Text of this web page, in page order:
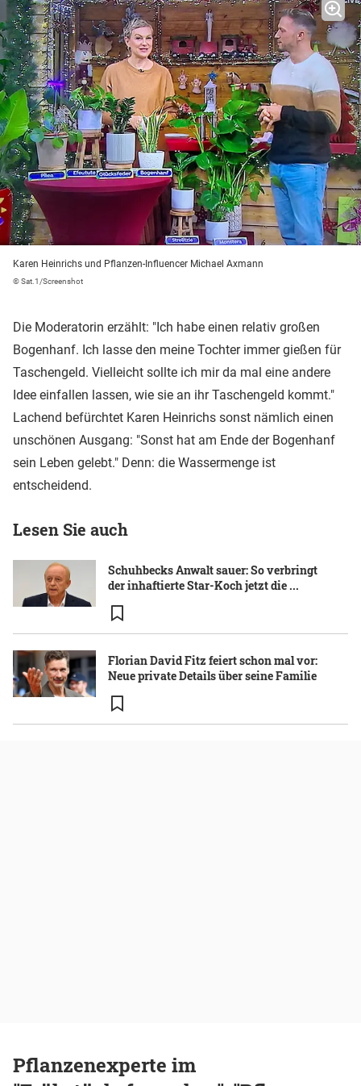
Karen Heinrichs und Pflanzen-Influencer Michael Axmann
© Sat.1/Screenshot
Die Moderatorin erzählt: "Ich habe einen relativ großen
Bogenhanf. Ich lasse den meine Tochter immer gießen für
Taschengeld. Vielleicht sollte ich mir da mal eine andere
Idee einfallen lassen, wie sie an ihr Taschengeld kommt."
Lachend befürchtet Karen Heinrichs sonst nämlich einen
unschönen Ausgang: "Sonst hat am Ende der Bogenhanf
sein Leben gelebt." Denn: die Wassermenge ist
entscheidend.
Lesen Sie auch
Schuhbecks Anwalt sauer: So verbringt
der inhaftierte Star-Koch jetzt die ...
Florian David Fitz feiert schon mal vor:
Neue private Details über seine Familie
Pflanzenexperte im